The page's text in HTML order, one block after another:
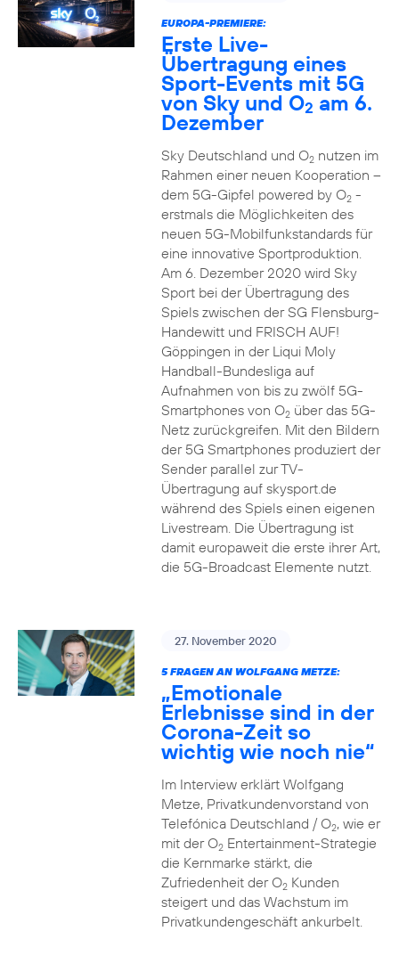
EUROPA-PREMIERE:
Erste Live-
Übertragung eines
Sport-Events mit 5G
von Sky und O2 am 6.
Dezember
Sky Deutschland und O2nutzen im
Rahmen einer neuen Kooperation –
dem 5G-Gipfel powered by O2-
erstmals die Möglichkeiten des
neuen 5G-Mobilfunkstandards für
eine innovative Sportproduktion.
Am 6. Dezember 2020 wird Sky
Sport bei der Übertragung des
Spiels zwischen der SG Flensburg-
Handewitt und FRISCH AUF!
Göppingen in der Liqui Moly
Handball-Bundesliga auf
Aufnahmen von bis zu zwölf 5G-
Smartphones von O2über das 5G-
Netz zurückgreifen. Mit den Bildern
der 5G Smartphones produziert der
Sender parallel zur TV-
Übertragung auf skysport.de
während des Spiels einen eigenen
Livestream. Die Übertragung ist
damit europaweit die erste ihrer Art,
die 5G-Broadcast Elemente nutzt.
27. November 2020
5 FRAGEN AN WOLFGANG METZE:
„Emotionale
Erlebnisse sind in der
Corona-Zeit so
wichtig wie noch nie“
Im Interview erklärt Wolfgang
Metze, Privatkundenvorstand von
Telefónica Deutschland / O2, wie er
mit der O2Entertainment-Strategie
die Kernmarke stärkt, die
Zufriedenheit der O2Kunden
steigert und das Wachstum im
Privatkundengeschäft ankurbelt.